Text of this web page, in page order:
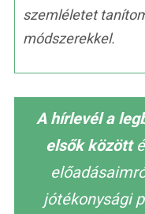
szemléletet
módszerekkel.
A hírlevél a
elsők között
jótékonysági